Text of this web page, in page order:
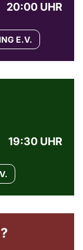
20:00 UHR
E.V.
19:30 UHR